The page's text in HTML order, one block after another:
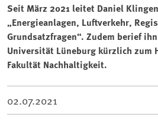
Seit März 2021 leitet Daniel
„Energieanlagen, Luftverkehr,
Grundsatzfragen“. Zudem berief
Universität Lüneburg kürzlich zum
Fakultät Nachhaltigkeit.
02.07.2021